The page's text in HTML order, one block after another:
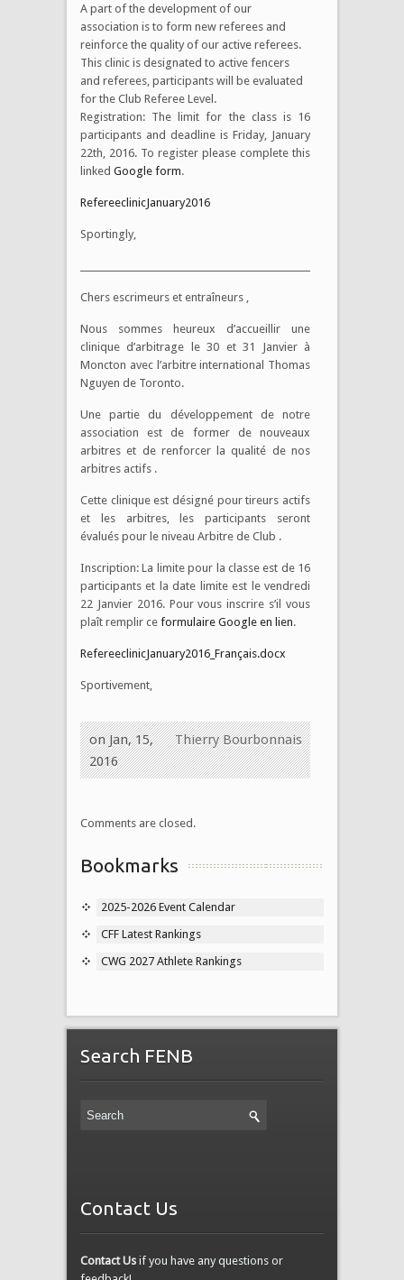
A part of the development of our
association is to form new referees and
reinforce the quality of our active referees.
This clinic is designated to active fencers
and referees, participants will be evaluated
for the Club Referee Level.
Registration: The limit for the class is 16
participants and deadline is Friday, January
22th, 2016. To register please complete this
linked Google form.
RefereeclinicJanuary2016
Sportingly,
Chers escrimeurs et entraîneurs ,
Nous sommes heureux d’accueillir une
clinique d’arbitrage le 30 et 31 Janvier à
Moncton avec l’arbitre international Thomas
Nguyen de Toronto.
Une partie du développement de notre
association est de former de nouveaux
arbitres et de renforcer la qualité de nos
arbitres actifs .
Cette clinique est désigné pour tireurs actifs
et les arbitres, les participants seront
évalués pour le niveau Arbitre de Club .
Inscription: La limite pour la classe est de 16
participants et la date limite est le vendredi
22 Janvier 2016. Pour vous inscrire s’il vous
plaît remplir ce formulaire Google en lien.
RefereeclinicJanuary2016_Français.docx
Sportivement,
Thierry Bourbonnais
on Jan, 15,
2016
Comments are closed.
Bookmarks
2025-2026 Event Calendar
CFF Latest Rankings
CWG 2027 Athlete Rankings
Search FENB
Contact Us
Contact Us if you have any questions or